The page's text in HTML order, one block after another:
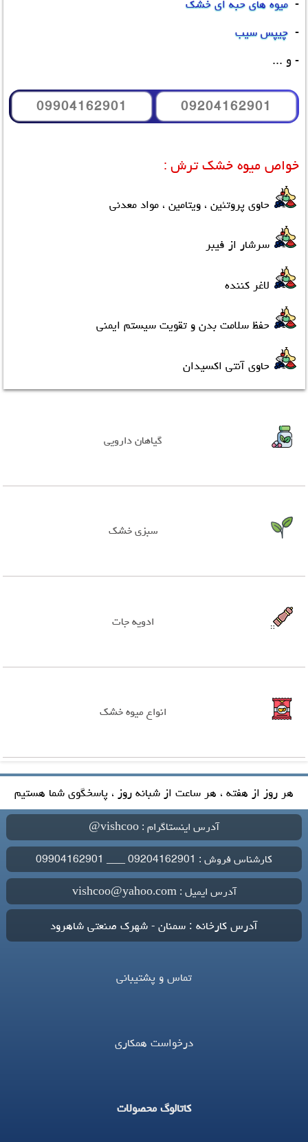
میوه های حبه ای خشک
- چیپس سیب
- و ...
09204162901
09904162901
خواص میوه خشک ترش:
حاوی پروتئین ، ویتامین ، مواد معدنی
سرشار از فیبر
لاغر کننده
حفظ سلامت بدن و تقویت سیستم ایمنی
حاوی آنتی اکسیدان
گیاهان دارویی
سبزی خشک
ادویه جات
انواع میوه خشک
هر روز از هفته ، هر ساعت از شبانه روز ، پاسخگوی شما هستیم
آدرس اینستاگرام : vishcoo@
کارشناس فروش : 09204162901 ___ 09904162901
آدرس ایمیل : vishcoo@yahoo.com
آدرس کارخانه : سمنان - شهرک صنعتی شاهرود
تماس و پشتیبانی
درخواست همکاری
کاتالوگ محصولات